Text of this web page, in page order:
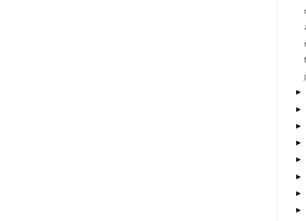
►
►
►
►
►
►
►
►